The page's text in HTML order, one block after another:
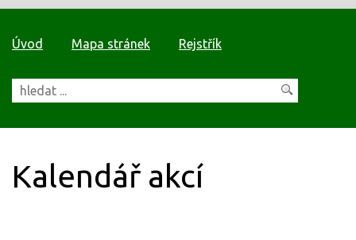
Úvod Mapa stránek Rejstřík
Kalendář akcí